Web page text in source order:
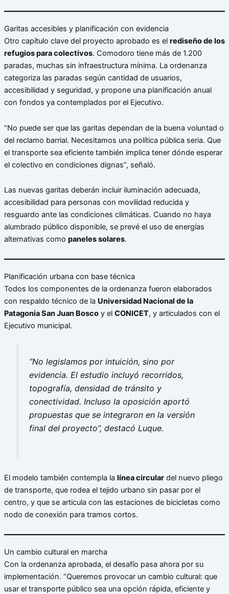
Garitas accesibles y planificación con evidencia
Otro capítulo clave del proyecto aprobado es el rediseño de los
refugios para colectivos. Comodoro tiene más de 1.200
paradas, muchas sin infraestructura mínima. La ordenanza
categoriza las paradas según cantidad de usuarios,
accesibilidad y seguridad, y propone una planificación anual
con fondos ya contemplados por el Ejecutivo.
“No puede ser que las garitas dependan de la buena voluntad o
del reclamo barrial. Necesitamos una política pública seria. Que
el transporte sea eficiente también implica tener dónde esperar
el colectivo en condiciones dignas”, señaló.
Las nuevas garitas deberán incluir iluminación adecuada,
accesibilidad para personas con movilidad reducida y
resguardo ante las condiciones climáticas. Cuando no haya
alumbrado público disponible, se prevé el uso de energías
alternativas como paneles solares.
Planificación urbana con base técnica
Todos los componentes de la ordenanza fueron elaborados
con respaldo técnico de la Universidad Nacional de la
Patagonia San Juan Boscoy el CONICET, y articulados con el
Ejecutivo municipal.
“No legislamos por intuición, sino por
evidencia. El estudio incluyó recorridos,
topografía, densidad de tránsito y
conectividad. Incluso la oposición aportó
propuestas que se integraron en la versión
final del proyecto”, destacó Luque.
El modelo también contempla la línea circulardel nuevo pliego
de transporte, que rodea el tejido urbano sin pasar por el
centro, y que se articula con las estaciones de bicicletas como
nodo de conexión para tramos cortos.
Un cambio cultural en marcha
Con la ordenanza aprobada, el desafío pasa ahora por su
implementación. “Queremos provocar un cambio cultural: que
usar el transporte público sea una opción rápida, eficiente y